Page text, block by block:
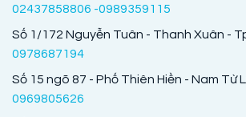
02437858806 -0989359115
Số 1/172 Nguyễn Tuân - Thanh Xuân -
0978687194
Số 15 ngõ 87 - Phố Thiên Hiền - Nam Từ
0969805626